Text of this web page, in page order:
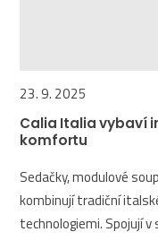
23. 9. 2025
Calia Italia vybaví
komfortu
Sedačky, modulové
kombinují tradiční
technologiemi. Spojují v